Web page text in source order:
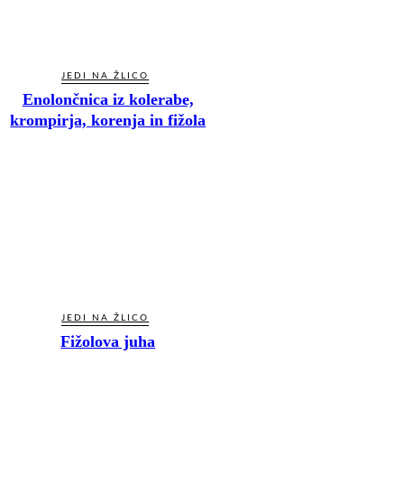
JEDI NA ŽLICO
Enolončnica iz kolerabe,
krompirja, korenja in fižola
JEDI NA ŽLICO
Fižolova juha